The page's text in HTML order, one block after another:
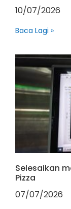
10/07/2026
Baca Lagi »
Selesaikan
Pizza
07/07/2026